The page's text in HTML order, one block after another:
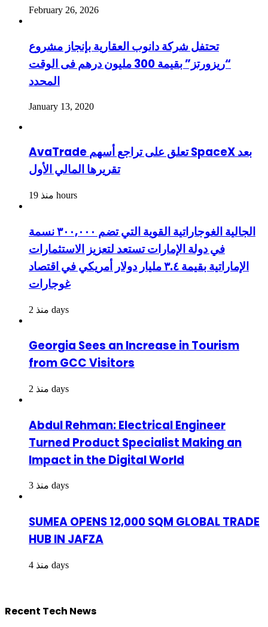
February 26, 2026
تحتفل شركة دانوب العقارية بإنجاز مشروع
“ريزورتز” بقيمة 300 مليون درهم فى الوقت
المحدد
January 13, 2020
AvaTrade تعلق على تراجع أسهم SpaceX بعد
تقريرها المالي الأول
منذ 19 hours
الجالية الغوجاراتية القوية التي تضم ٣٠٠,٠٠٠ نسمة
في دولة الإمارات تستعد لتعزيز الاستثمارات
الإماراتية بقيمة ٣.٤ مليار دولار أمريكي في اقتصاد
غوجارات
منذ 2 days
Georgia Sees an Increase in Tourism
from GCC Visitors
منذ 2 days
Abdul Rehman: Electrical Engineer
Turned Product Specialist Making an
Impact in the Digital World
منذ 3 days
SUMEA OPENS 12,000 SQM GLOBAL TRADE
HUB IN JAFZA
منذ 4 days
Recent Tech News